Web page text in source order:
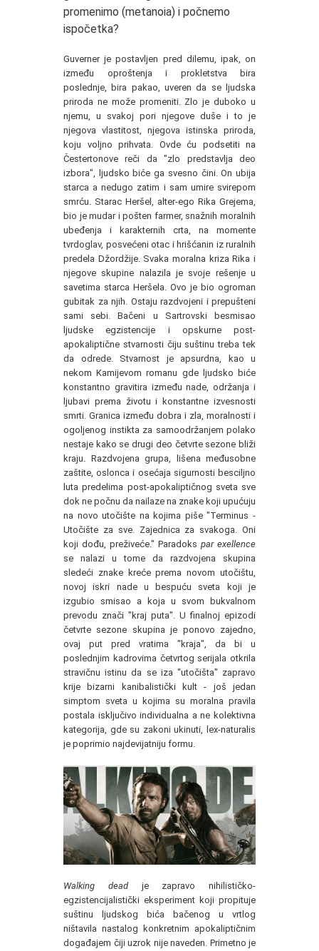
promenimo (metanoia) i počnemo
ispočetka?
Guverner je postavljen pred dilemu, ipak, on
između oproštenja i prokletstva bira
poslednje, bira pakao, uveren da se ljudska
priroda ne može promeniti. Zlo je duboko u
njemu, u svakoj pori njegove duše i to je
njegova vlastitost, njegova istinska priroda,
koju voljno prihvata. Ovde ću podsetiti na
Čestertonove reči da "zlo predstavlja deo
izbora", ljudsko biće ga svesno čini. On ubija
starca a nedugo zatim i sam umire svirepom
smrću. Starac Heršel, alter-ego Rika Grejema,
bio je mudar i pošten farmer, snažnih moralnih
ubeđenja i karakternih crta, na momente
tvrdoglav, posvećeni otac i hrišćanin iz ruralnih
predela Džordžije. Svaka moralna kriza Rika i
njegove skupine nalazila je svoje rešenje u
savetima starca Heršela. Ovo je bio ogroman
gubitak za njih. Ostaju razdvojeni i prepušteni
sami sebi. Bačeni u Sartrovski besmisao
ljudske egzistencije i opskurne post-
apokaliptične stvarnosti čiju suštinu treba tek
da odrede. Stvarnost je apsurdna, kao u
nekom Kamijevom romanu gde ljudsko biće
konstantno gravitira između nade, održanja i
ljubavi prema životu i konstantne izvesnosti
smrti. Granica između dobra i zla, moralnosti i
ogoljenog instikta za samoodržanjem polako
nestaje kako se drugi deo četvrte sezone bliži
kraju. Razdvojena grupa, lišena međusobne
zaštite, oslonca i osećaja sigurnosti besciljno
luta predelima post-apokaliptičnog sveta sve
dok ne počnu da nailaze na znake koji upućuju
na novo utočište na kojima piše "Terminus -
Utočište za sve. Zajednica za svakoga. Oni
koji dođu, preživeće." Paradoks par exellence
se nalazi u tome da razdvojena skupina
sledeći znake kreće prema novom utočištu,
novoj iskri nade u bespuću sveta koji je
izgubio smisao a koja u svom bukvalnom
prevodu znači "kraj puta". U finalnoj epizodi
četvrte sezone skupina je ponovo zajedno,
ovaj put pred vratima "kraja", da bi u
poslednjim kadrovima četvrtog serijala otkrila
stravičnu istinu da se iza "utočišta" zapravo
krije bizarni kanibalistički kult - još jedan
simptom sveta u kojima su moralna pravila
postala isključivo individualna a ne kolektivna
kategorija, gde su zakoni ukinuti, lex-naturalis
je poprimio najdevijatniju formu.
Walking deadje zapravo nihilističko-
egzistencijalistički eksperiment koji propituje
suštinu ljudskog bića bačenog u vrtlog
ništavila nastalog konkretnim apokaliptičnim
događajem čiji uzrok nije naveden. Primetno je